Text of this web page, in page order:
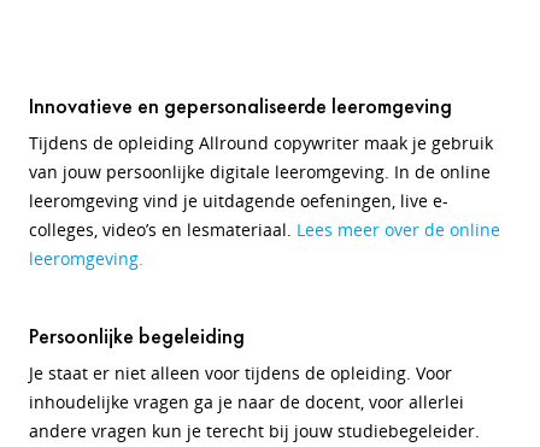
Innovatieve en gepersonaliseerde leeromgeving
Tijdens de opleiding Allround copywriter maak je gebruik
van jouw persoonlijke digitale leeromgeving. In de online
leeromgeving vind je uitdagende oefeningen, live e-
colleges, video’s en lesmateriaal. Lees meer over de online
leeromgeving.
Persoonlijke begeleiding
Je staat er niet alleen voor tijdens de opleiding. Voor
inhoudelijke vragen ga je naar de docent, voor allerlei
andere vragen kun je terecht bij jouw studiebegeleider.